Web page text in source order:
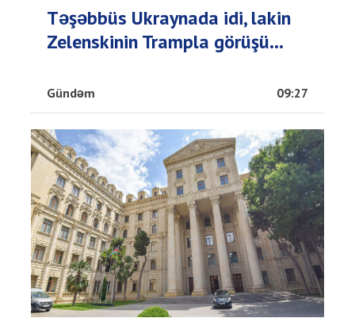
Təşəbbüs Ukraynada idi, lakin
Zelenskinin Trampla görüşü...
Gündəm 09:27